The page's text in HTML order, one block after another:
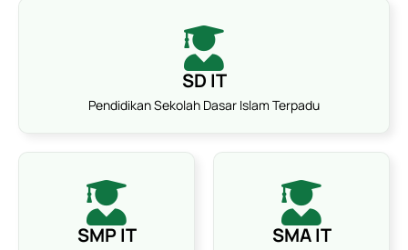
SD IT
Pendidikan Sekolah Dasar Islam Terpadu
SMP IT SMA IT